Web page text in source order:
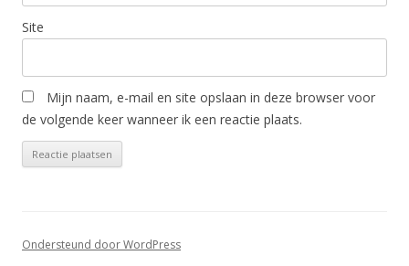
Site
Mijn naam, e-mail en site opslaan in deze browser voor
de volgende keer wanneer ik een reactie plaats.
Ondersteund door WordPress